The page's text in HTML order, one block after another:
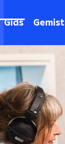
Gids Gemist